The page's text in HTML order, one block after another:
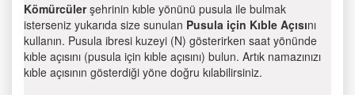
Kömürcülerşehrinin kıble yönünü pusula ile bulmak
isterseniz yukarıda size sunulan Pusula için Kıble Açısını
kullanın. Pusula ibresi kuzeyi (N) gösterirken saat yönünde
kıble açısını (pusula için kıble açısını) bulun. Artık namazınızı
kıble açısının gösterdiği yöne doğru kılabilirsiniz.